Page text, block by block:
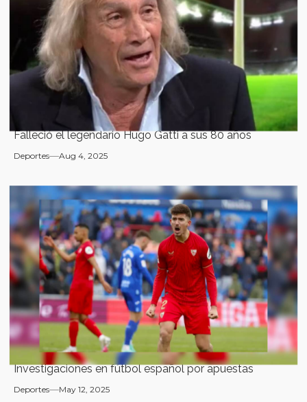
Falleció el legendario Hugo Gatti a sus 80 años
Deportes Aug 4, 2025
Investigaciones en fútbol español por apuestas
Deportes May 12, 2025